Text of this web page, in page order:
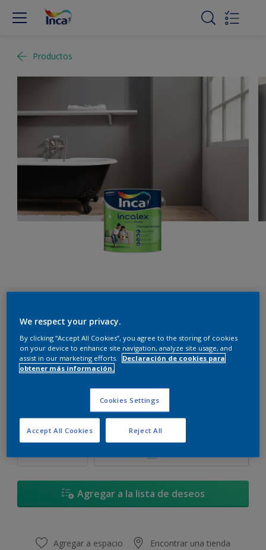
Productos
Mar Cósmico
Cambiar de color
Tamaño
3,6 L
Cantidad Calculadora de pintura
Agregar a la lista de deseos
Agregar a espacio Encontrar una tienda
We respect your privacy.
By clicking “Accept All Cookies”, you agree to the storing of cookies
on your device to enhance site navigation, analyze site usage, and
assist in our marketing efforts.
Declaración de cookies para
obtener más información.
Cookies Settings
Reject All
Accept All Cookies